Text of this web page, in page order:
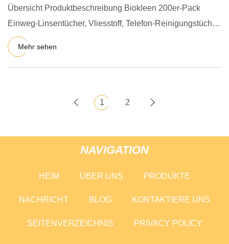
Übersicht Produktbeschreibung Biokleen 200er-Pack
Einweg-Linsentücher, Vliesstoff, Telefon-Reinigungstücher,
vorbefeuch
Mehr sehen
1 2
NAVIGATION
HEIM ÜBER UNS PRODUKTE
NACHRICHT BLOG KONTAKTIERE UNS
SEITENVERZEICHNIS PRIVACY POLICY